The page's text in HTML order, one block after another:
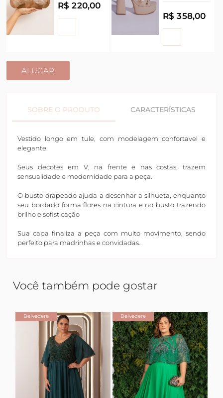
R$ 220,00
R$ 358,00
ALUGAR
SOBRE O PRODUTO CARACTERÍSTICAS
Vestido longo em tule, com modelagem confortavel e
elegante.
Seus decotes em V, na frente e nas costas, trazem
sensualidade e modernidade para a peça.
O busto drapeado ajuda a desenhar a silhueta, enquanto
seu bordado forma flores na cintura e no busto trazendo
brilho e sofisticação
Sua capa finaliza a peça com muito movimento, sendo
perfeito para madrinhas e convidadas.
Você também pode gostar
Belvedere Belvedere